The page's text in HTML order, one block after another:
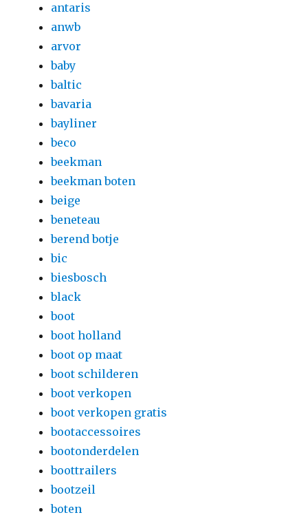
antaris
anwb
arvor
baby
baltic
bavaria
bayliner
beco
beekman
beekman boten
beige
beneteau
berend botje
bic
biesbosch
black
boot
boot holland
boot op maat
boot schilderen
boot verkopen
boot verkopen gratis
bootaccessoires
bootonderdelen
boottrailers
bootzeil
boten